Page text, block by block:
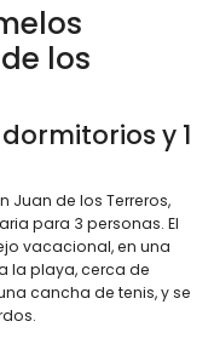
los
y 1
Juan de los Terreros,
para 3 personas. El
vacacional, en una
la playa, cerca de
cancha de tenis, y se